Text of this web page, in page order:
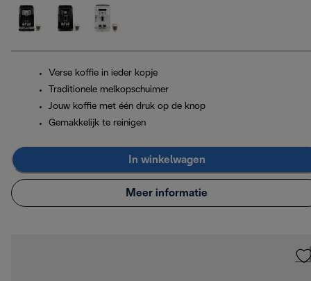
Verse koffie in ieder kopje
Traditionele melkopschuimer
Jouw koffie met één druk op de knop
Gemakkelijk te reinigen
In winkelwagen
Meer informatie